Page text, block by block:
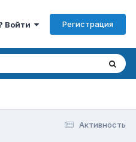
Войти Регистрация
Активность